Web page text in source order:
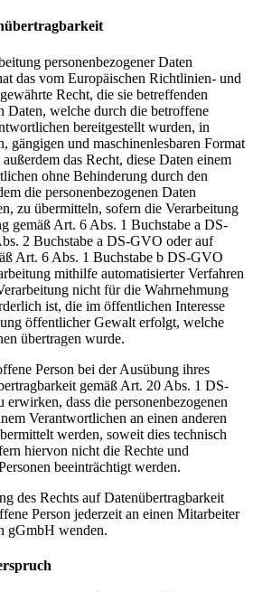
personenbezogener Daten
das vom Europäischen Richtlinien- und
Recht, die sie betreffenden
Daten, welche durch die betroffene
bereitgestellt wurden, in
gängigen und maschinenlesbaren Format
das Recht, diese Daten einem
ohne Behinderung durch den
die personenbezogenen Daten
zu übermitteln, sofern die Verarbeitung
gemäß Art. 6 Abs. 1 Buchstabe a DS-
2 Buchstabe a DS-GVO oder auf
Art. 6 Abs. 1 Buchstabe b DS-GVO
mithilfe automatisierter Verfahren
nicht für die Wahrnehmung
ist, die im öffentlichen Interesse
öffentlicher Gewalt erfolgt, welche
übertragen wurde.
Person bei der Ausübung ihres
gemäß Art. 20 Abs. 1 DS-
dass die personenbezogenen
Verantwortlichen an einen anderen
werden, soweit dies technisch
hiervon nicht die Rechte und
beeinträchtigt werden.
des Rechts auf Datenübertragbarkeit
Person jederzeit an einen Mitarbeiter
gGmbH wenden.